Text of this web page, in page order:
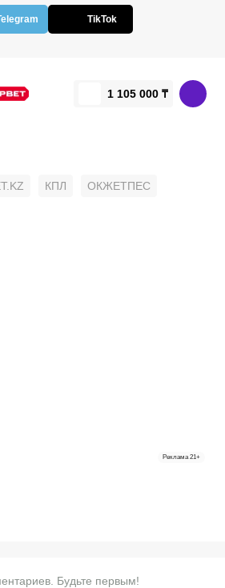
TikTok
1 105 000 ₸
КПЛ ОКЖЕТПЕС
Реклама 21+
Будьте первым!